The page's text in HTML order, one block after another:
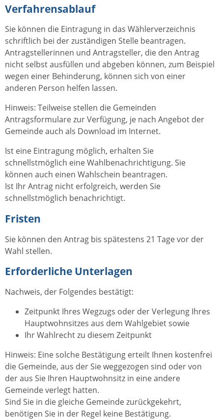
Verfahrensablauf
Sie können die Eintragung in das Wählerverzeichnis
schriftlich bei der zuständigen Stelle beantragen.
Antragstellerinnen und Antragsteller, die den Antrag
nicht selbst ausfüllen und abgeben können, zum Beispiel
wegen einer Behinderung, können sich von einer
anderen Person helfen lassen.
Hinweis: Teilweise stellen die Gemeinden
Antragsformulare zur Verfügung, je nach Angebot der
Gemeinde auch als Download im Internet.
Ist eine Eintragung möglich, erhalten Sie
schnellstmöglich eine Wahlbenachrichtigung. Sie
können auch einen Wahlschein beantragen.
Ist Ihr Antrag nicht erfolgreich, werden Sie
schnellstmöglich benachrichtigt.
Fristen
Sie können den Antrag bis spätestens 21 Tage vor der
Wahl stellen.
Erforderliche Unterlagen
Nachweis, der Folgendes bestätigt:
Zeitpunkt Ihres Wegzugs oder der Verlegung Ihres
Hauptwohnsitzes aus dem Wahlgebiet sowie
Ihr Wahlrecht zu diesem Zeitpunkt
Hinweis: Eine solche Bestätigung erteilt Ihnen kostenfrei
die Gemeinde, aus der Sie weggezogen sind oder von
der aus Sie Ihren Hauptwohnsitz in eine andere
Gemeinde verlegt hatten.
Sind Sie in die gleiche Gemeinde zurückgekehrt,
benötigen Sie in der Regel keine Bestätigung.